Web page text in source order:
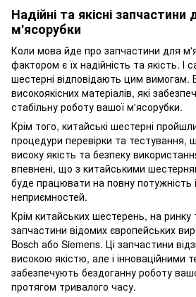
Надійні та якісні
м'ясорубки
Коли мова йде про запчастини для
фактором є їх надійність та якість. І
шестерні відповідають цим вимогам.
високоякісних матеріалів, які
стабільну роботу вашої м'ясорубки.
Крім того, китайські шестерні пройшли
процедури перевірки та тестування,
високу якість та безпеку
впевнені, що з китайськими
буде працювати на повну потужність
неприємностей.
Крім китайських шестерень, на ринку
запчастини відомих європейських
Bosch або Siemens. Ці запчастини
високою якістю, але і інноваційними
забезпечують бездоганну роботу
протягом тривалого часу.